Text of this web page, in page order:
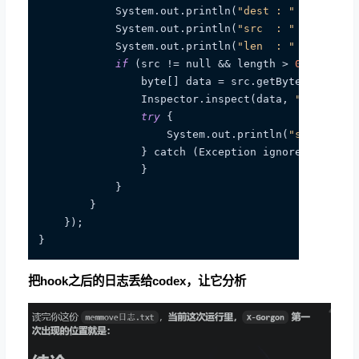
            System.out.println(
"dest : "
            System.out.println(
"src  : "
            System.out.println(
"len  : "
if (src != null && length > 0
                byte[] data = src.getByteArray(
                Inspector.inspect(data,
try {
                    System.out.println(
"src str: "
                } catch (Exception ignored) {
                }
            }
        }
    });
把hook之后的日志丢给codex，让它分析